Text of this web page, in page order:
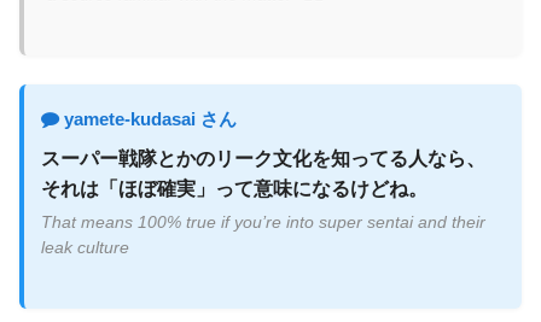
yamete-kudasai さん
スーパー戦隊とかのリーク文化を知ってる人なら、
それは「ほぼ確実」って意味になるけどね。
That means 100% true if you’re into super sentai and their
leak culture